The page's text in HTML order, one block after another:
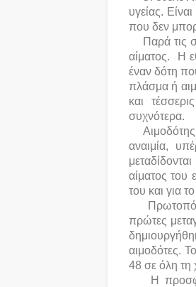
υγείας.
που δεν
Παρά τις
αίματος. Η
έναν δότη
πλάσμα ή
και
συχνότερα.
αναιμία,
αίματος του
του και για
πρώτες
αιμοδότες.
48 σε όλη τη
Η